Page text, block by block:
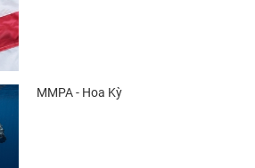
báo 407/TB-VPCP: Tập trung cao
khẩu cá ngừ Việt Nam sang Canada
MMPA - Hoa Kỳ